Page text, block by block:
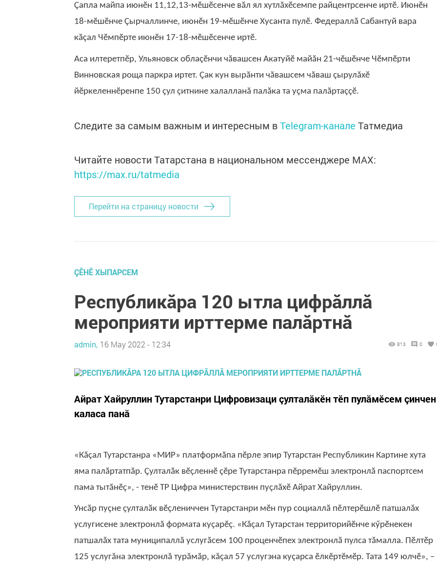
Çапла майпа июнӗн 11,12,13-мӗшӗсенче вăл ял хутлăхӗсемпе райцентрсенче иртӗ. Июнӗн
18-мӗшӗнче Çырчаллинче, июнӗн 19-мӗшӗнче Хусанта пулӗ. Федераллă Сабантуй вара
кăçал Чӗмпӗрте июнӗн 17-18-мӗшӗсенче иртӗ.
Аса илтеретпӗр, Ульяновск облаçӗнчи чăвашсен Акатуйӗ майăн 21-чӗшӗнче Чӗмпӗрти
Винновская роща паркра иртет. Çак кун вырăнти чăвашсем чăваш çырулăхӗ
йӗркеленнӗренпе 150 çул çитнине халалланă палăка та уçма палăртаççӗ.
Следите за самым важным и интересным вTelegram-канале Татмедиа
Читайте новости Татарстана в национальном мессенджере MАХ:
https://max.ru/tatmedia
Перейти на страницу новости
ÇӖНӖ ХЫПАРСЕМ
Республикăра 120 ытла цифрăллă
мероприяти ирттерме палăртнă
admin, 16 May 2022 - 12:34 813 0
Айрат Хайруллин Тутарстанри Цифровизаци çулталăкӗн тӗп пулăмӗсем çинчен
каласа панă
«Кăçал Тутарстанра «МИР» платформăпа пӗрле эпир Тутарстан Республикин Картине хута
яма палăртатпăр. Çулталăк вӗçленнӗ çӗре Тутарстанра пӗрремӗш электронлă паспортсем
пама тытăнӗç», - тенӗ ТР Цифра министерствин пуçлăхӗ Айрат Хайруллин.
Унсăр пуçне çулталăк вӗçлениччен Тутарстанри мӗн пур социаллă пӗлтерӗшлӗ патшалăх
услугисене электронлă формата куçарӗç. «Кăçал Тутарстан территорийӗнче кӳрӗнекен
патшалăх тата муниципаллă услугăсем 100 проценчӗпех электронлă пулса тăмалла. Пӗлтӗр
125 услугăна электронлă турăмăр, кăçал 57 услугэна куçарса ӗлкӗртӗмӗр. Тата 149 юлчӗ», –